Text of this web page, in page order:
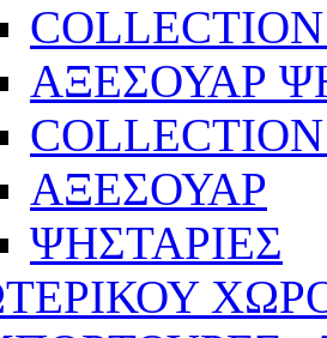
ΑΞΕΣΟΥΑΡ
ΑΞΕΣΟΥΑΡ
ΨΗΣΤΑΡΙΕΣ